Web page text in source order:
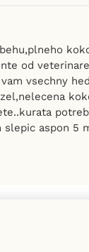
od
vsechny
slepic aspon 5